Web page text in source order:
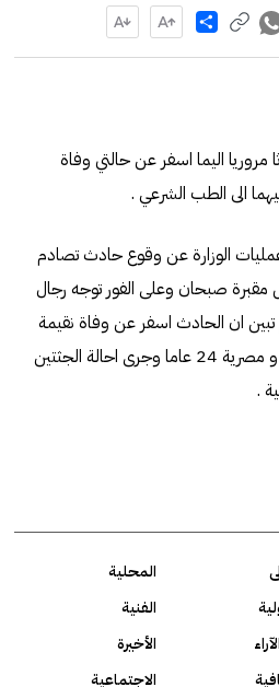
Share
اليما اسفر عن حالتي وفاة
الى الطب الشرعي .
الوزارة عن وقوع حادث تصادم
مقبرة صبحان وعلى الفور توجه رجال
ان الحادث اسفر عن وفاة نقيمة
تونسية تبلغ من العمر 48 عاما و مصرية 24 عاما وجرى احالة الجثتين
.
المحلية
الفنية
الأخيرة
الاجتماعية